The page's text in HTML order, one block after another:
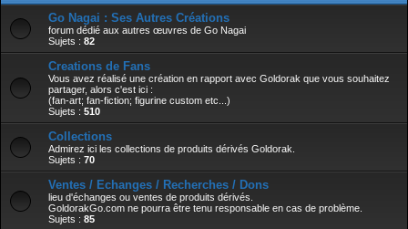
Go Nagai : Ses Autres Créations
forum dédié aux autres œuvres de Go Nagai
Sujets : 82
Creations de Fans
Vous avez réalisé une création en rapport avec Goldorak que vous souhaitez
partager, alors c'est ici :
(fan-art; fan-fiction; figurine custom etc...)
Sujets : 510
Collections
Admirez ici les collections de produits dérivés Goldorak.
Sujets : 70
Ventes / Echanges / Recherches / Dons
lieu d'échanges ou ventes de produits dérivés.
GoldorakGo.com ne pourra être tenu responsable en cas de problème.
Sujets : 85